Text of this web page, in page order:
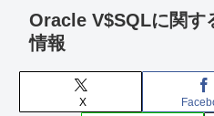
Oracle V$SQLに関す
情報
X